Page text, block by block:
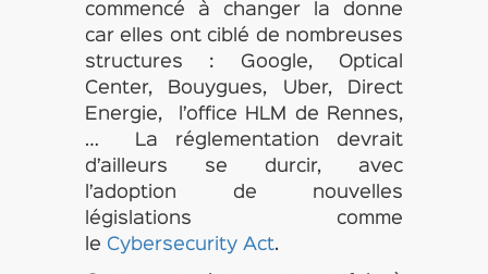
commencé à changer la donne
car elles ont ciblé de nombreuses
structures : Google, Optical
Center, Bouygues, Uber, Direct
Energie, l’office HLM de Rennes,
… La réglementation devrait
d’ailleurs se durcir, avec
l’adoption de nouvelles
législations comme
le Cybersecurity Act.